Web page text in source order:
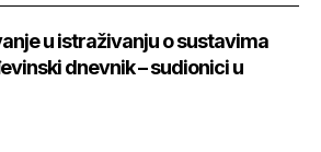
u istraživanju o sustavima
dnevnik – sudionici u